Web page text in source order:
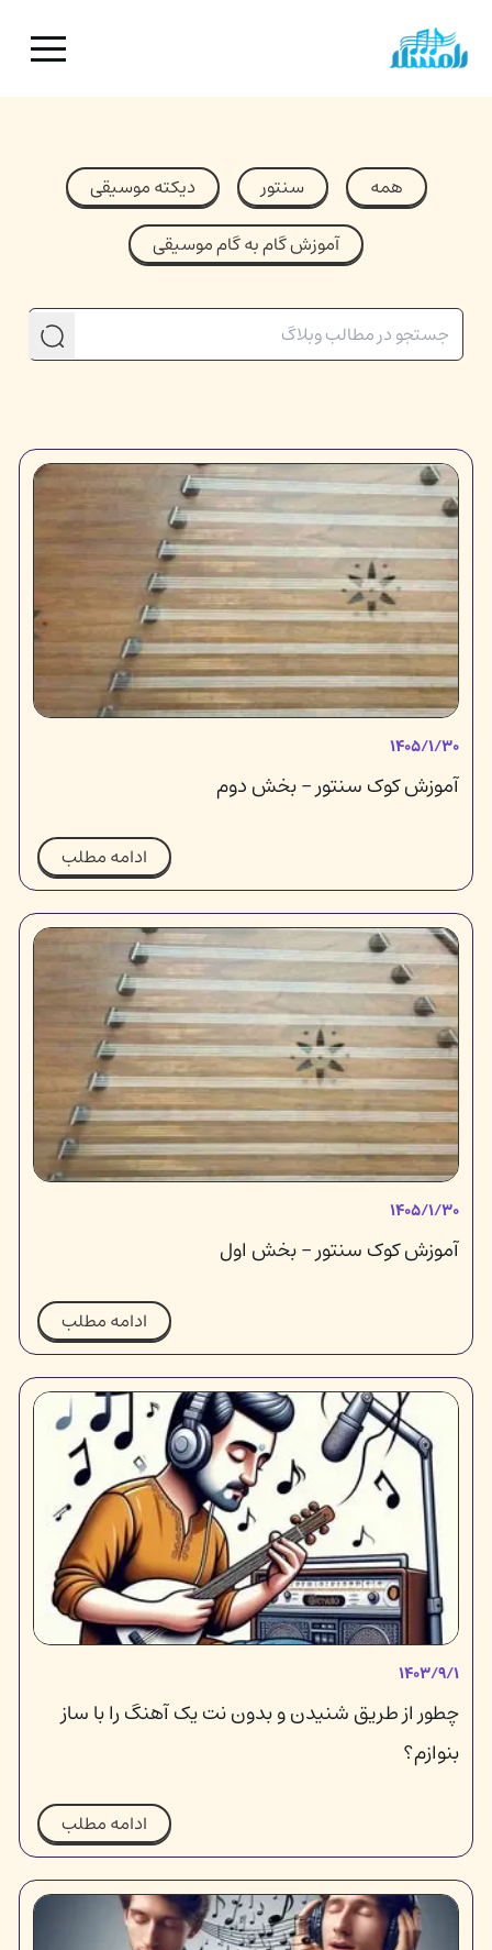
همه سنتور
دیکته موسیقی
آموزش گام به گام موسیقی
۱۴۰۵/۱/۳۰
آموزش کوک سنتور - بخش دوم
ادامه مطلب
۱۴۰۵/۱/۳۰
آموزش کوک سنتور - بخش اول
ادامه مطلب
۱۴۰۳/۹/۱
چطور از طریق شنیدن و بدون نت یک آهنگ را با ساز
بنوازم؟
ادامه مطلب